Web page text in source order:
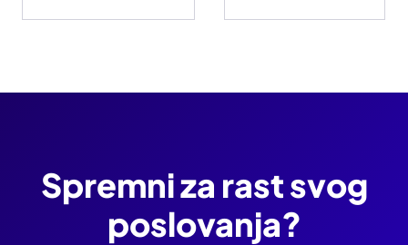
Spremni za rast svog
poslovanja?